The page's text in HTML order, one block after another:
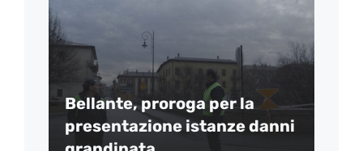
Bellante, proroga per la
presentazione istanze danni